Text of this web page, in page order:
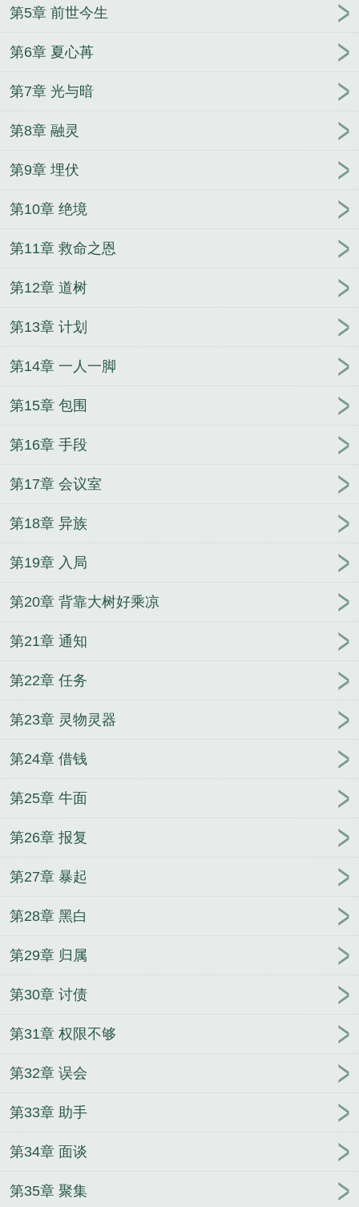
第5章 前世今生
第6章 夏心苒
第7章 光与暗
第8章 融灵
第9章 埋伏
第10章 绝境
第11章 救命之恩
第12章 道树
第13章 计划
第14章 一人一脚
第15章 包围
第16章 手段
第17章 会议室
第18章 异族
第19章 入局
第20章 背靠大树好乘凉
第21章 通知
第22章 任务
第23章 灵物灵器
第24章 借钱
第25章 牛面
第26章 报复
第27章 暴起
第28章 黑白
第29章 归属
第30章 讨债
第31章 权限不够
第32章 误会
第33章 助手
第34章 面谈
第35章 聚集